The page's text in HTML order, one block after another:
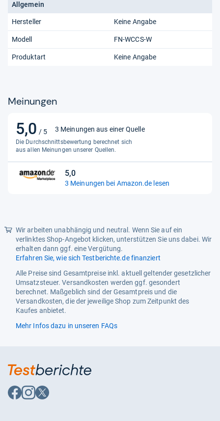
Allgemein
Hersteller Keine Angabe
Modell FN-WCCS-W
Produktart Keine Angabe
Meinungen
5,0 / 5
5,0
von
5
Sternen
3 Meinungen aus einer Quelle
Die Durchschnittsbewertung berechnet sich
aus allen Meinungen unserer Quellen.
5,0
5,0
von
3 Meinungen bei Amazon.de lesen
Wir arbeiten unabhängig und neutral. Wenn Sie auf ein
verlinktes Shop-Angebot klicken, unterstützen Sie uns dabei. Wir
erhalten dann ggf. eine Vergütung.
Erfahren Sie, wie sich Testberichte.de finanziert
Alle Preise sind Gesamtpreise inkl. aktuell geltender gesetzlicher
Umsatzsteuer. Versandkosten werden ggf. gesondert
berechnet. Maßgeblich sind der Gesamtpreis und die
Versandkosten, die der jeweilige Shop zum Zeitpunkt des
Kaufes anbietet.
Mehr Infos dazu in unseren FAQs
Auf
Facebook
Auf
Instagram
Auf
X